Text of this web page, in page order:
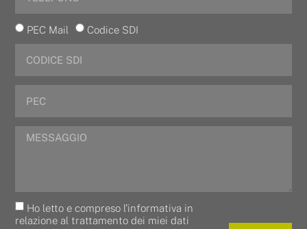
PEC Mail Codice SDI
Ho letto e compreso l’informativa in
relazione al trattamento dei miei dati